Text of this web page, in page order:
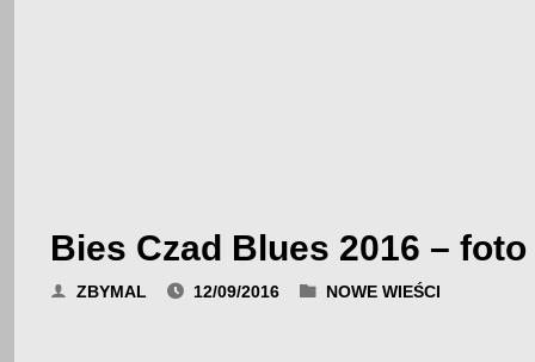
Bies Czad Blues 2016 – foto
ZBYMAL 12/09/2016 NOWE WIEŚCI